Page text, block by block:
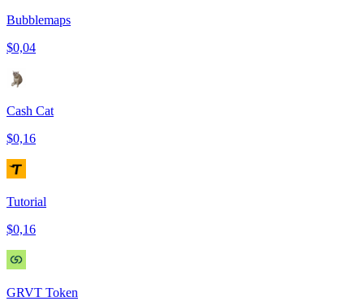
Bubblemaps
$0,04
Cash Cat
$0,16
Tutorial
$0,16
GRVT Token